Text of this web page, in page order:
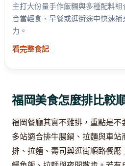
主打大份量手作飯糰與多種配料組
合當輕食、早餐或逛街途中快速補
力。
看完整食記
福岡美食怎麼排比較
福岡餐廳其實不難排，重點是
多站適合排牛腸鍋、拉麵與車
排、拉麵、壽司與逛街順路餐